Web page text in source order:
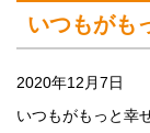
いつもがも
2020年12月7日
いつもがもっと幸